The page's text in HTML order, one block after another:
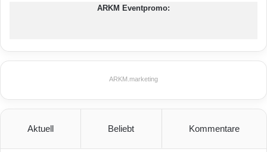
ARKM Eventpromo:
ARKM.marketing
Aktuell Beliebt Kommentare